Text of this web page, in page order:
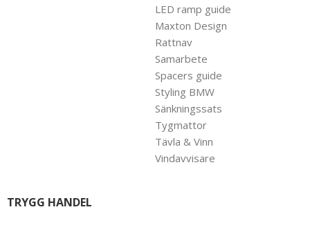
LED ramp guide
Maxton Design
Rattnav
Samarbete
Spacers guide
Styling BMW
Sänkningssats
Tygmattor
Tävla & Vinn
Vindavvisare
TRYGG HANDEL